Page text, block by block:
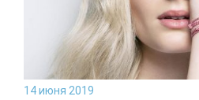
14 июня 2019